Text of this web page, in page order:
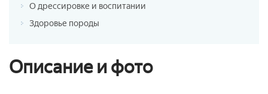
О дрессировке и воспитании
Здоровье породы
Описание и фото